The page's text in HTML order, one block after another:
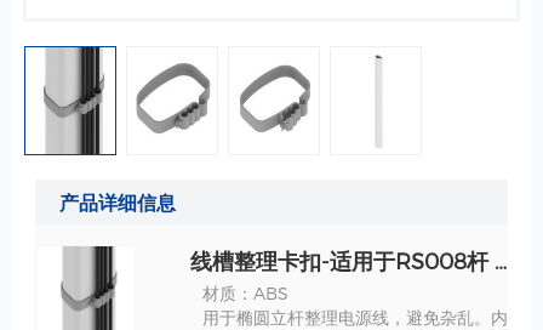
产品详细信息
线槽整理卡扣-适用于RS008杆 规格
材质：ABS
用于椭圆立杆整理电源线，避免杂乱。内